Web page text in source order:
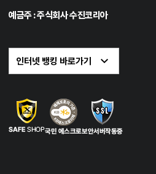
예금주 : 주식회사 수진코리아